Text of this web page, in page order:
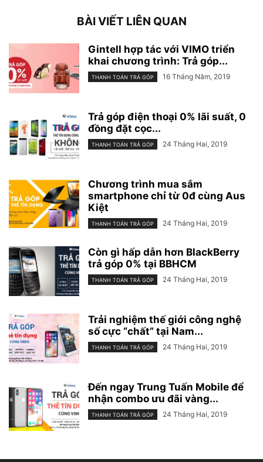
BÀI VIẾT LIÊN QUAN
Gintell hợp tác với VIMO triển
khai chương trình: Trả góp...
THANH TOÁN TRẢ GÓP 16 Tháng Năm, 2019
Trả góp điện thoại 0% lãi suất, 0
đồng đặt cọc...
THANH TOÁN TRẢ GÓP 24 Tháng Hai, 2019
Chương trình mua sắm
smartphone chỉ từ 0đ cùng Aus
Kiệt
THANH TOÁN TRẢ GÓP 24 Tháng Hai, 2019
Còn gì hấp dẫn hơn BlackBerry
trả góp 0% tại BBHCM
THANH TOÁN TRẢ GÓP 24 Tháng Hai, 2019
Trải nghiệm thế giới công nghệ
số cực “chất” tại Nam...
THANH TOÁN TRẢ GÓP 24 Tháng Hai, 2019
Đến ngay Trung Tuấn Mobile để
nhận combo ưu đãi vàng...
THANH TOÁN TRẢ GÓP 24 Tháng Hai, 2019